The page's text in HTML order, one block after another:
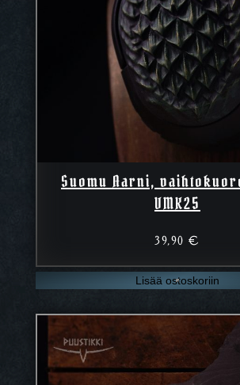
Suomu Aarni,
VMK25
39,90€
Lisää ostoskoriin